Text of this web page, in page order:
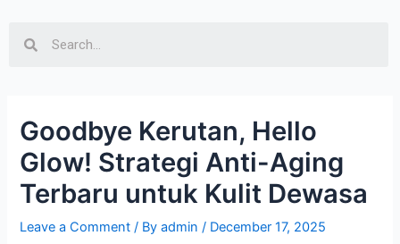
Goodbye Kerutan, Hello
Glow! Strategi Anti-Aging
Terbaru untuk Kulit Dewasa
Leave a Comment / Byadmin/ December 17, 2025